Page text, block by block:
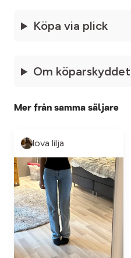
Köpa via plick
Om köparskyddet
Mer från samma säljare
lova lilja